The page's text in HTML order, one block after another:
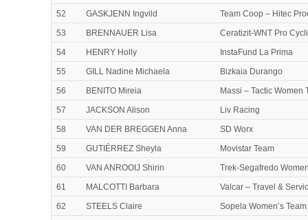
52
GASKJENN Ingvild
Team Coop – Hitec
53
BRENNAUER Lisa
Ceratizit-WNT Pro
54
HENRY Holly
InstaFund La Prima
55
GILL Nadine Michaela
Bizkaia Durango
56
BENITO Mireia
Massi – Tactic Women
57
JACKSON Alison
Liv Racing
58
VAN DER BREGGEN Anna
SD Worx
59
GUTIÉRREZ Sheyla
Movistar Team
60
VAN ANROOIJ Shirin
Trek-Segafredo
61
MALCOTTI Barbara
Valcar – Travel &
62
STEELS Claire
Sopela Women’s Team